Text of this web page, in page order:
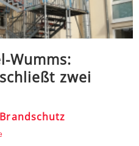
Wumms:
zwei